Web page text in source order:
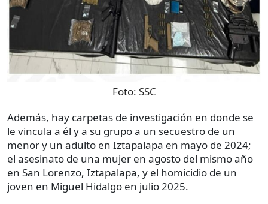
Foto: SSC
Además, hay carpetas de investigación en donde se
le vincula a él y a su grupo a un secuestro de un
menor y un adulto en Iztapalapa en mayo de 2024;
el asesinato de una mujer en agosto del mismo año
en San Lorenzo, Iztapalapa, y el homicidio de un
joven en Miguel Hidalgo en julio 2025.